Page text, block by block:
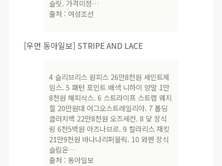
슬릿. 가격미정…
출처 : 여성조선
[우먼 동아일보] STRIPE AND LACE
4 슬리브리스 원피스 26만8천원 세인트제
임스. 5 패턴 포인트 배색 니하이 양말 1만
8천원 해피삭스. 6 스트라이프 스트랩 웨지
힐 20만원대 어그오스트레일리아. 7 폴딩
클러치백 22만8천원 오즈세컨. 8 닻 장식
링 6천5백원 아즈나브르. 9 칼라리스 재킷
21만9천원 바나나리퍼블릭. 10 와펜 장식
슬립온…
출처 : 동아일보